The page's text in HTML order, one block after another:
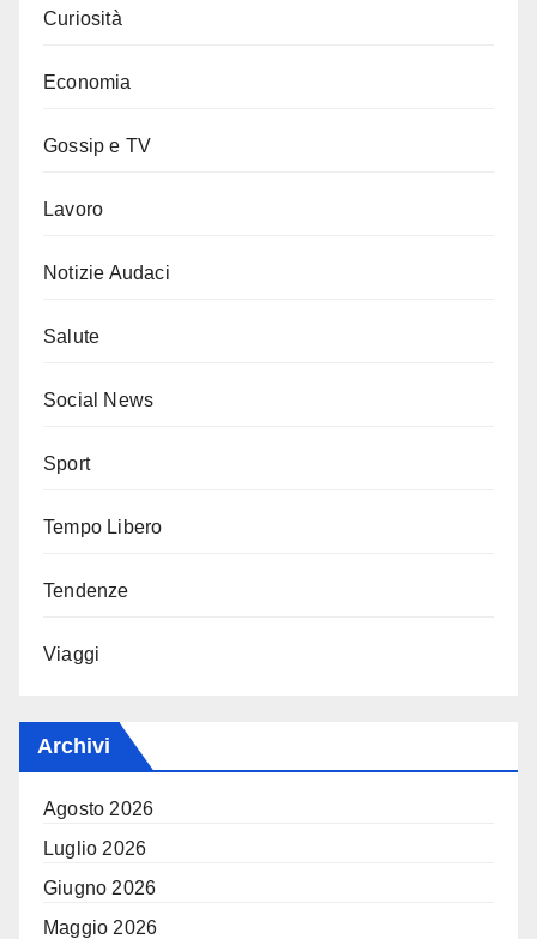
Curiosità
Economia
Gossip e TV
Lavoro
Notizie Audaci
Salute
Social News
Sport
Tempo Libero
Tendenze
Viaggi
Archivi
Agosto 2026
Luglio 2026
Giugno 2026
Maggio 2026